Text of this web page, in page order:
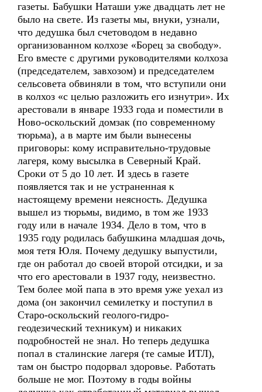
газеты. Бабушки Наташи уже двадцать лет не
было на свете. Из газеты мы, внуки, узнали,
что дедушка был счетоводом в недавно
организованном колхозе «Борец за свободу».
Его вместе с другими руководителями колхоза
(председателем, завхозом) и председателем
сельсовета обвиняли в том, что вступили они
в колхоз «с целью разложить его изнутри». Их
арестовали в январе 1933 года и поместили в
Ново-оскольский домзак (по современному
тюрьма), а в марте им были вынесены
приговоры: кому исправительно-трудовые
лагеря, кому высылка в Северный Край.
Сроки от 5 до 10 лет. И здесь в газете
появляется так и не устраненная к
настоящему времени неясность. Дедушка
вышел из тюрьмы, видимо, в том же 1933
году или в начале 1934. Дело в том, что в
1935 году родилась бабушкина младшая дочь,
моя тетя Юля. Почему дедушку выпустили,
где он работал до своей второй отсидки, и за
что его арестовали в 1937 году, неизвестно.
Тем более мой папа в это время уже уехал из
дома (он закончил семилетку и поступил в
Старо-оскольский геолого-гидро-
геодезический техникум) и никаких
подробностей не знал. Но теперь дедушка
попал в сталинские лагеря (те самые ИТЛ),
там он быстро подорвал здоровье. Работать
больше не мог. Поэтому в годы войны